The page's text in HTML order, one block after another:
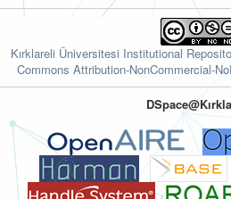
Kırklareli Üniversitesi Institutional
Commons Attribution-NonCommercial-